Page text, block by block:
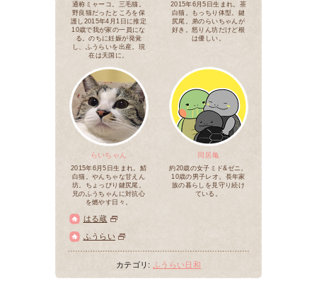
通称ミャーコ。三毛猫。
野良猫だったところを保
護し2015年4月1日に推定
10歳で我が家の一員にな
る。のちに妊娠が発覚
し、ふうらいを出産。現
在は天国に。
2015年6月5日生まれ。茶
白猫。もっちり体型。鍵
尻尾。弟のらいちゃんが
好き。怒りん坊だけど根
は優しい。
らいちゃん
2015年6月5日生まれ。鯖
白猫。やんちゃな甘えん
坊。ちょっぴり鍵尻尾。
兄のふうちゃんに対抗心
を燃やす日々。
同居亀
約20歳の女子ミド&ゼニ。
10歳の男子レオ。長年家
族の暮らしを見守り続け
ている。
はる蔵
ふうらい
カテゴリ: ふうらい日和